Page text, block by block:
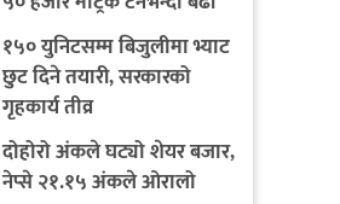
आयात गर्ने निर्णय
१५० युनिटसम्म बिजुलीमा भ्याट
छुट दिने तयारी, सरकारको
गृहकार्य तीव्र
दोहोरो अंकले घट्यो शेयर बजार,
नेप्से २१.१५ अंकले ओरालो